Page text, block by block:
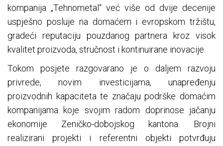
kompanija „Tehnometal“ već više od dvije decenije
uspješno posluje na domaćem i evropskom tržištu,
gradeći reputaciju pouzdanog partnera kroz visok
kvalitet proizvoda, stručnost i kontinuirane inovacije.
Tokom posjete razgovarano je o daljem razvoju
privrede, novim investicijama, unapređenju
proizvodnih kapaciteta te značaju podrške domaćim
kompanijama koje svojim radom doprinose jačanju
ekonomije Zeničko-dobojskog kantona. Brojni
realizirani projekti i referentni objekti potvrđuju